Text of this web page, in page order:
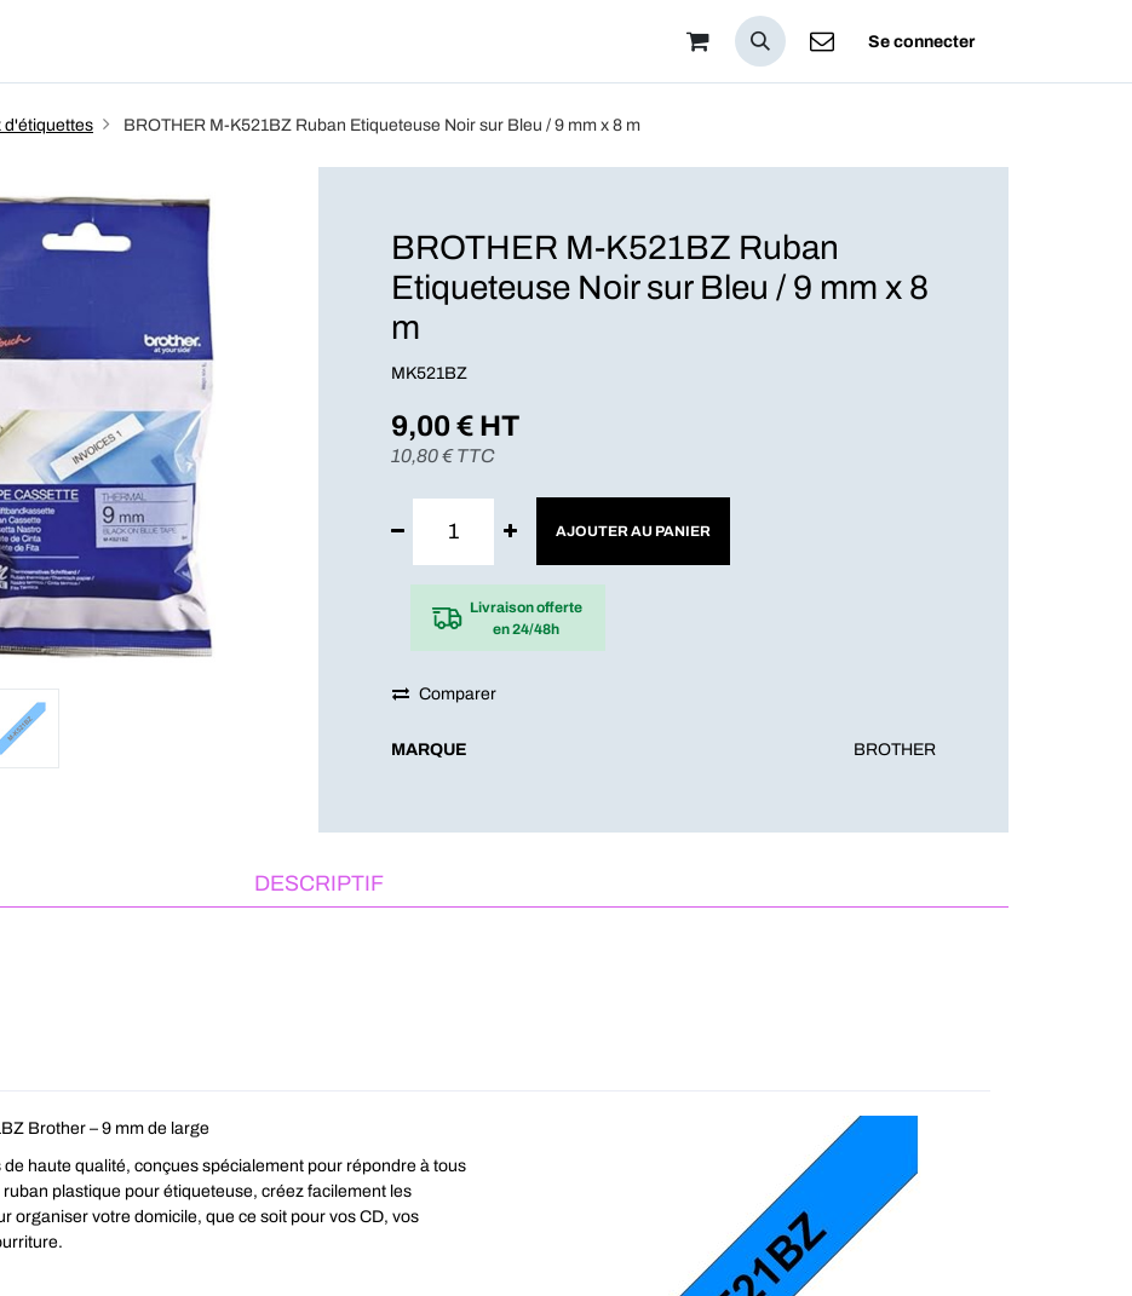
Se connecter
d'étiquettes BROTHER M-K521BZ Ruban Etiqueteuse Noir sur Bleu / 9 mm x 8 m
BROTHER M-K521BZ Ruban
Etiqueteuse Noir sur Bleu / 9 mm x 8
m
MK521BZ
9,00€ HT
10,80€ TTC
AJOUTER AU PANIER
Livraison offerte
en 24/48h
Comparer
MARQUE BROTHER
DESCRIPTIF
Brother – 9 mm de large
haute qualité, conçues spécialement pour répondre à tous
plastique pour étiqueteuse, créez facilement les
organiser votre domicile, que ce soit pour vos CD, vos